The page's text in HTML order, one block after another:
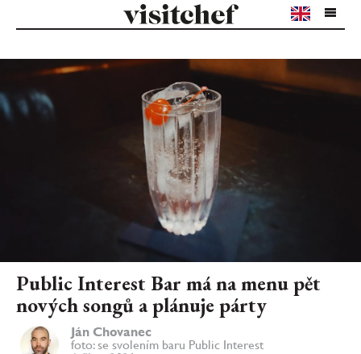
Public Interest Bar má na menu pět
nových songů a plánuje párty
Ján Chovanec
foto: se svolením baru Public Interest